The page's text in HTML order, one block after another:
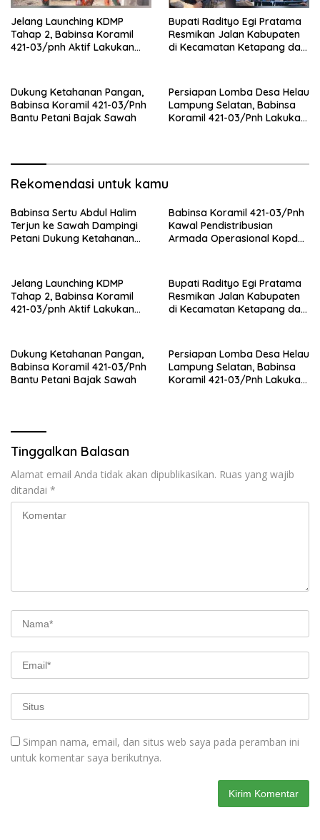
Jelang Launching KDMP
Tahap 2, Babinsa Koramil
421-03/pnh Aktif Lakukan
Bupati Radityo Egi Pratama
Resmikan Jalan Kabupaten
di Kecamatan Ketapang dan
Dukung Ketahanan Pangan,
Babinsa Koramil 421-03/Pnh
Bantu Petani Bajak Sawah
Persiapan Lomba Desa Helau
Lampung Selatan, Babinsa
Koramil 421-03/Pnh Lakukan
Rekomendasi untuk kamu
Babinsa Sertu Abdul Halim
Terjun ke Sawah Dampingi
Petani Dukung Ketahanan
Babinsa Koramil 421-03/Pnh
Kawal Pendistribusian
Armada Operasional Kopdes
Jelang Launching KDMP
Tahap 2, Babinsa Koramil
421-03/pnh Aktif Lakukan
Bupati Radityo Egi Pratama
Resmikan Jalan Kabupaten
di Kecamatan Ketapang dan
Dukung Ketahanan Pangan,
Babinsa Koramil 421-03/Pnh
Bantu Petani Bajak Sawah
Persiapan Lomba Desa Helau
Lampung Selatan, Babinsa
Koramil 421-03/Pnh Lakukan
Tinggalkan Balasan
Alamat email Anda tidak akan dipublikasikan. Ruas yang wajib
ditandai *
Simpan nama, email, dan situs web saya pada peramban ini
untuk komentar saya berikutnya.